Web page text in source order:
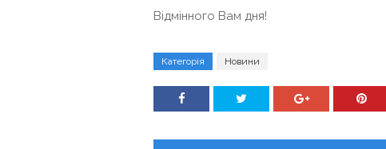
Відмінного Вам дня!
Категорія Новини